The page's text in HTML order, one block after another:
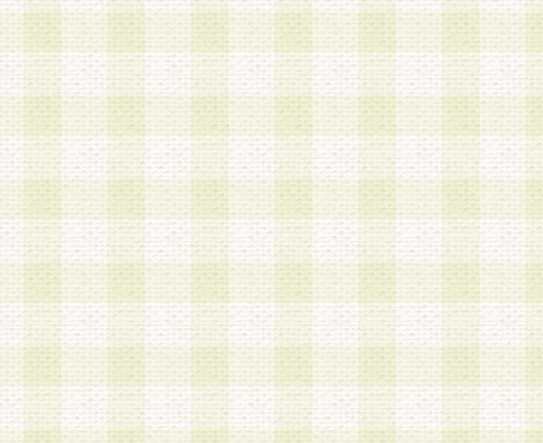
3.会員は、当社から付与されたログインIDおよび
貸与、名義変更、売買その他形態を問わず第三者
ならないものとします。
4.当社は、会員によるログインIDおよびパスワー
盗用など第三者の利用に伴う損害の発生について
き事由の有無、その他原因の如何を問わず、一切
のとします。
第5条 会員の登録情報
1.当社は、会員の登録情報に含まれる氏名・住所
アドレス等会員個人を識別できる情報を当社が別
シーポリシー
」に基づき適切に取り扱うものとし
は、当該個人情報を以下の各号に定める目的に利
す。なお、これら事項以外の目的で個人情報を利